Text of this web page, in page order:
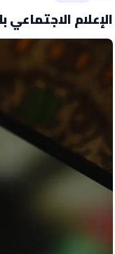
الإعلام